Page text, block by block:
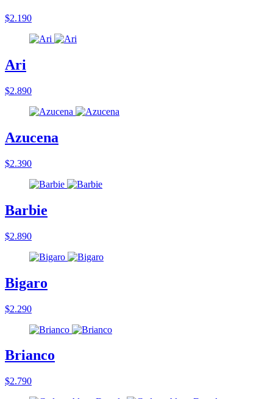
$2.190
Ari
$2.890
Azucena
$2.390
Barbie
$2.890
Bigaro
$2.290
Brianco
$2.790